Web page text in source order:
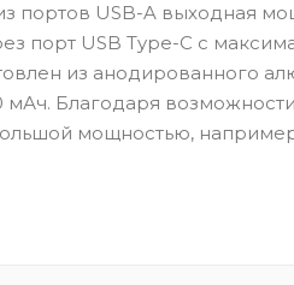
портов USB-A выходная
порт USB Type-C с
из анодированного
мАч. Благодаря
мощностью,